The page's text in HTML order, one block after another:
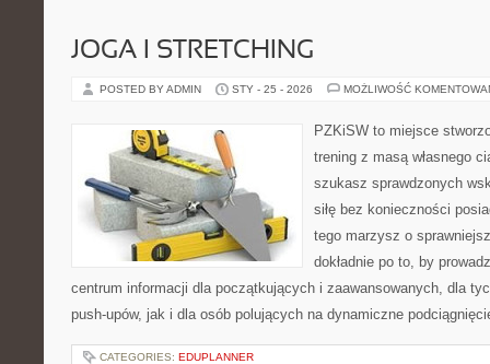
JOGA I STRETCHING
POSTED BY ADMIN STY - 25 - 2026 MOŻLIWOŚĆ
PZKiSW to miejsce
trening z masą własnego
szukasz sprawdzonych
siłę bez konieczności
tego marzysz o
dokładnie po to, by
centrum informacji dla początkujących i zaawansowanych, dla
push-upów, jak i dla osób polujących na dynamiczne
CATEGORIES: EDUPLANNER